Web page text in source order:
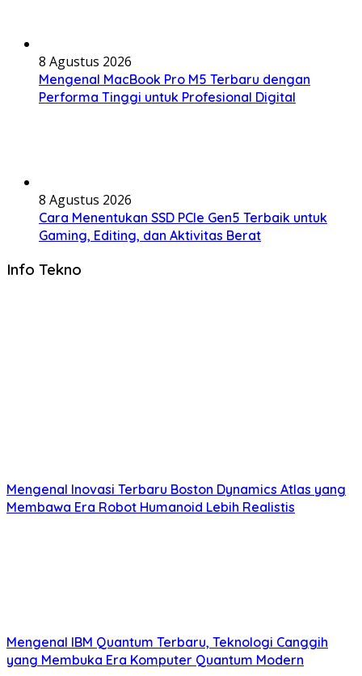
8 Agustus 2026
Mengenal MacBook Pro M5 Terbaru dengan
Performa Tinggi untuk Profesional Digital
8 Agustus 2026
Cara Menentukan SSD PCIe Gen5 Terbaik untuk
Gaming, Editing, dan Aktivitas Berat
Info Tekno
Mengenal Inovasi Terbaru Boston Dynamics Atlas yang
Membawa Era Robot Humanoid Lebih Realistis
Mengenal IBM Quantum Terbaru, Teknologi Canggih
yang Membuka Era Komputer Quantum Modern